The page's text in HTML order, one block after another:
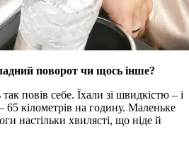
поворот чи щось інше?
повів себе. Їхали зі швидкістю – і
65 кілометрів на годину. Маленьке
настільки хвилясті, що ніде й